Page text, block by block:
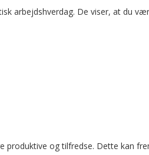
arbejdshverdag. De viser, at du
produktive og tilfredse. Dette kan